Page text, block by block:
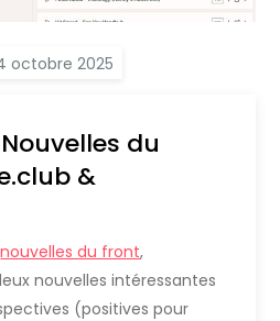
Nouvelles du
&
nouvelles du front,
nouvelles intéressantes
(positives pour